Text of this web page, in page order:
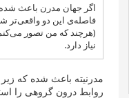
اگر جهان مدرن باعث شده
فاصله‌ی این دو واقعی‌تر
(هرچند که من تصور
نیاز دارد.
مدرنیته باعث شده که
روابط درون گروهی را